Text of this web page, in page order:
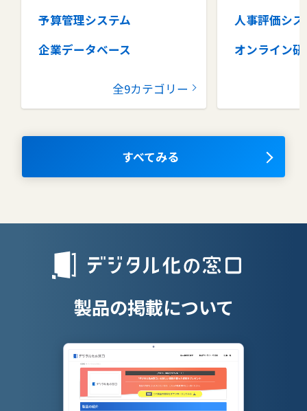
予算管理システム
企業データベース
グループウェア
コラボレーションツール
ナレッジマネジメントツール
全9カテゴリー
人事評価シス
オンライン研
タレントマ
OKRツール
授業支援シス
すべてみる
製品の掲載について